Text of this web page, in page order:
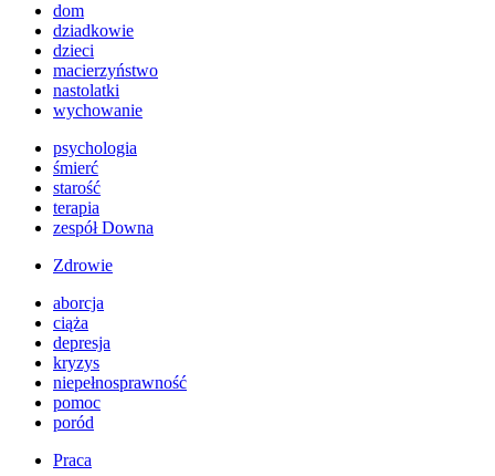
dom
dziadkowie
dzieci
macierzyństwo
nastolatki
wychowanie
psychologia
śmierć
starość
terapia
zespół Downa
Zdrowie
aborcja
ciąża
depresja
kryzys
niepełnosprawność
pomoc
poród
Praca